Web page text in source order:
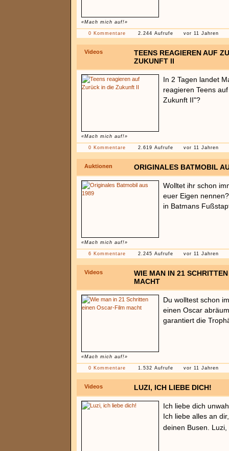
«Mach mich auf!»
0 Kommentare 2.244 Aufrufe vor 11 Jahren
Videos
TEENS REAGIEREN AUF
ZUKUNFT II
«Mach mich auf!»
In 2 Tagen landet
reagieren Teens
Zukunft II"?
0 Kommentare 2.619 Aufrufe vor 11 Jahren
Auktionen ORIGINALES BATMOBIL
«Mach mich auf!»
Wolltet ihr schon
euer Eigen
in Batmans
6 Kommentare 2.245 Aufrufe vor 11 Jahren
Videos
WIE MAN IN 21
MACHT
«Mach mich auf!»
Du wolltest schon
einen Oscar
garantiert die
0 Kommentare 1.532 Aufrufe vor 11 Jahren
Videos LUZI, ICH LIEBE DICH!
Ich liebe dich
Ich liebe alles an
deinen Busen.